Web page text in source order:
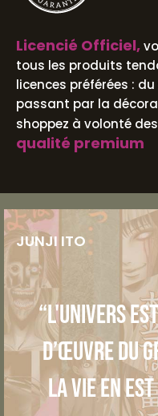
Licencié Officiel,
tous les produits
licences préférées :
passant par la
shoppez à volonté des
qualité premium
JUNJI ITO
“L'univers
d’œuvre du
la vie en